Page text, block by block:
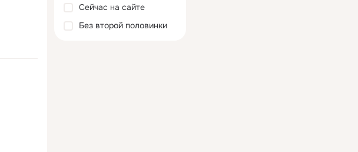
Сейчас на сайте
Без второй половинки